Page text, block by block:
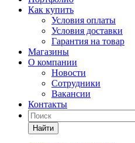
Как купить
Условия оплаты
Условия доставки
Гарантия на товар
Магазины
О компании
Новости
Сотрудники
Вакансии
Контакты
Найти